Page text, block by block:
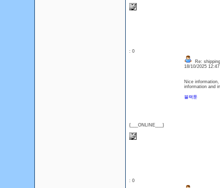
: 0
{___ONLINE___}
Re:
18/10/2025
Nice
information and
블랙툰
: 0